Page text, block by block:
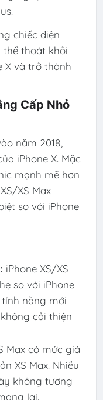
chiếc điện
thoát khỏi
X và trở thành
Cấp Nhỏ
năm 2018,
iPhone X. Mặc
mạnh mẽ hơn
XS Max
so với iPhone
iPhone XS/XS
so với iPhone
tính năng mới
cải thiện
Max có mức giá
XS Max. Nhiều
không tương
lại.